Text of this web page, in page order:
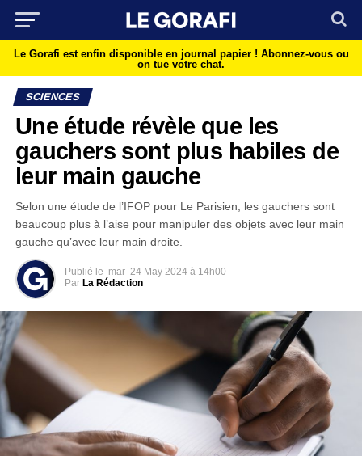
Le Gorafi est enfin disponible en journal papier ! Abonnez-vous ou
on tue votre chat.
SCIENCES
Une étude révèle que les
gauchers sont plus habiles de
leur main gauche
Selon une étude de l’IFOP pour Le Parisien, les gauchers sont
beaucoup plus à l’aise pour manipuler des objets avec leur main
gauche qu’avec leur main droite.
Publié le mar 24 May 2024 à 14h00
Par La Rédaction